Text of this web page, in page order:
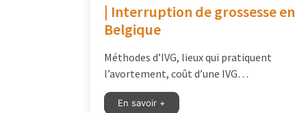
| Interruption de grossesse en
Belgique
Méthodes d’IVG, lieux qui pratiquent
l’avortement, coût d’une IVG…
En savoir +